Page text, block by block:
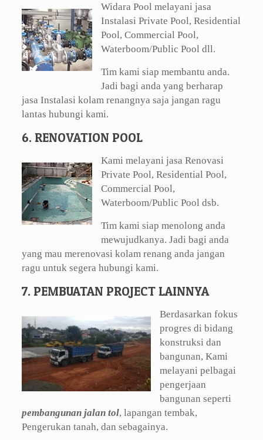
Widara Pool melayani jasa
Instalasi Private Pool, Residential
Pool, Commercial Pool,
Waterboom/Public Pool dll.
Tim kami siap membantu anda.
Jadi bagi anda yang berharap
jasa Instalasi kolam renangnya saja jangan ragu
lantas hubungi kami.
6. RENOVATION POOL
Kami melayani jasa Renovasi
Private Pool, Residential Pool,
Commercial Pool,
Waterboom/Public Pool dsb.
Tim kami siap menolong anda
mewujudkanya. Jadi bagi anda
yang mau merenovasi kolam renang anda jangan
ragu untuk segera hubungi kami.
7. PEMBUATAN PROJECT LAINNYA
Berdasarkan fokus
progres di bidang
konstruksi dan
bangunan, Kami
melayani pelbagai
pengerjaan
bangunan seperti
pembangunan jalan tol, lapangan tembak,
Pengerukan tanah, dan sebagainya.